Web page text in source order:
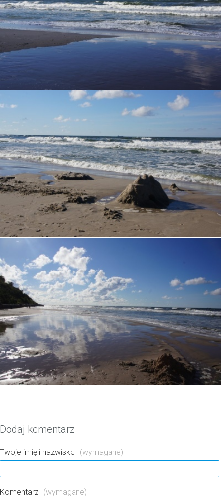
Dodaj komentarz
Twoje imię i nazwisko (wymagane)
Komentarz (wymagane)